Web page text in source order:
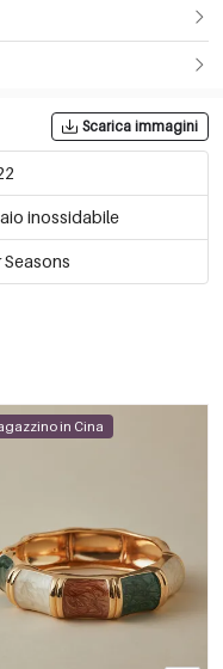
Scarica immagini
inossidabile
Seasons
in Cina